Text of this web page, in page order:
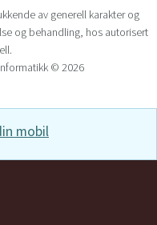
av generell karakter og
og behandling, hos autorisert
© 2026
mobil